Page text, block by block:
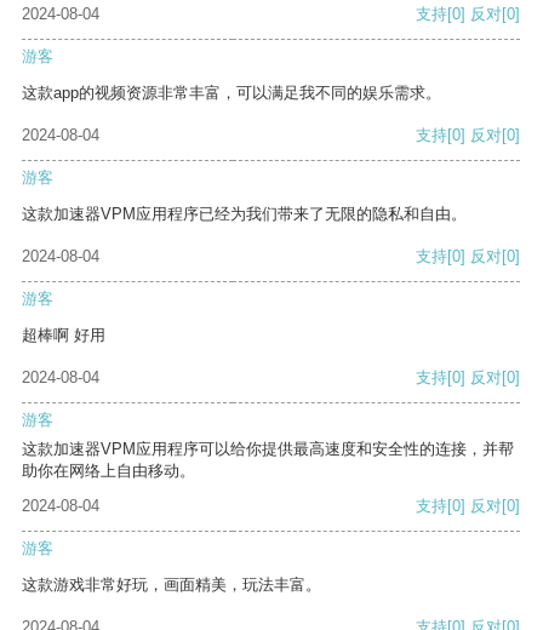
2024-08-04 支持[0] 反对[0]
游客
这款app的视频资源非常丰富，可以满足我不同的娱乐需求。
2024-08-04 支持[0] 反对[0]
游客
这款加速器VPM应用程序已经为我们带来了无限的隐私和自由。
2024-08-04 支持[0] 反对[0]
游客
超棒啊 好用
2024-08-04 支持[0] 反对[0]
游客
这款加速器VPM应用程序可以给你提供最高速度和安全性的连接，并帮
助你在网络上自由移动。
2024-08-04
支持[0] 反对[0]
游客
这款游戏非常好玩，画面精美，玩法丰富。